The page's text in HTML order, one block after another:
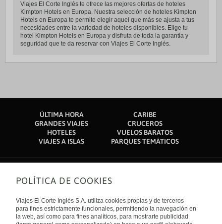
Viajes El Corte Inglés te ofrece las mejores ofertas de hoteles
Kimpton Hotels en Europa. Nuestra selección de hoteles Kimpton
Hotels en Europa te permite elegir aquel que más se ajusta a tus
necesidades entre la variedad de hoteles disponibles. Elige tu
hotel Kimpton Hotels en Europa y disfruta de toda la garantía y
seguridad que te da reservar con Viajes El Corte Inglés.
ÚLTIMA HORA
CARIBE
GRANDES VIAJES
CRUCEROS
HOTELES
VUELOS BARATOS
VIAJES A ISLAS
PARQUES TEMÁTICOS
Sobre nosotros
Quiénes somos
Financiación
Sostenibilidad
Turismo accesible
Enlaces de interés
POLÍTICA DE COOKIES
Viajes El Corte Inglés S.A. utiliza cookies propias y de terceros
para fines estrictamente funcionales, permitiendo la navegación en
la web, así como para fines analíticos, para mostrarte publicidad